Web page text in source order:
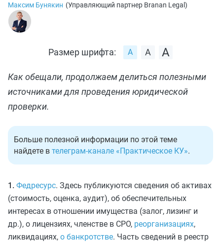
Максим Бунякин (Управляющий партнер Branan Legal)
Размер шрифта:
Как обещали, продолжаем делиться полезными
источниками для проведения юридической
проверки.
Больше полезной информации по этой теме
найдете в телеграм-канале «Практическое КУ».
1. Федресурс. Здесь публикуются сведения об активах
(стоимость, оценка, аудит), об обеспечительных
интересах в отношении имущества (залог, лизинг и
др.), о лицензиях, членстве в СРО, реорганизациях,
ликвидациях, о банкротстве. Часть сведений в реестр